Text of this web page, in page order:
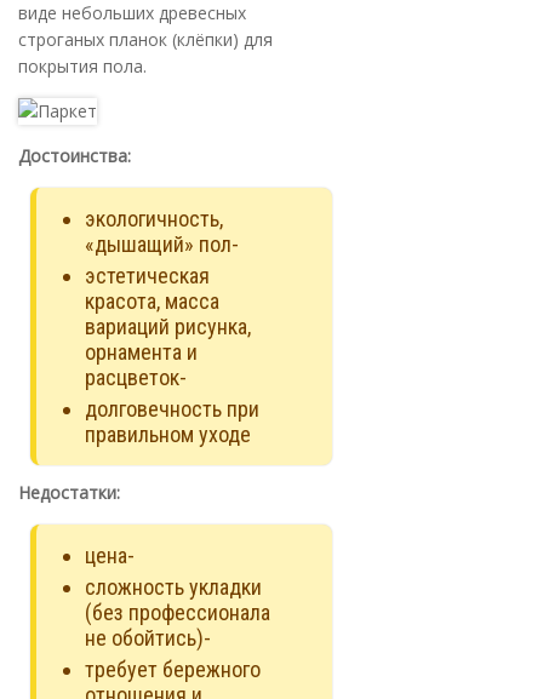
виде небольших древесных
строганых планок (клёпки) для
покрытия пола.
Достоинства:
экологичность,
«дышащий» пол-
эстетическая
красота, масса
вариаций рисунка,
орнамента и
расцветок-
долговечность при
правильном уходе
Недостатки:
цена-
сложность укладки
(без профессионала
не обойтись)-
требует бережного